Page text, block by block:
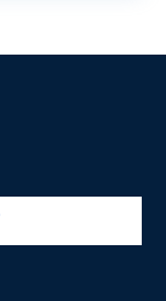
national-